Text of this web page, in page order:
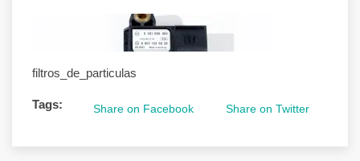
filtros_de_particulas
Tags: Share on Facebook Share on Twitter